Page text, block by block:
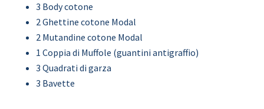
3 Body cotone
2 Ghettine cotone Modal
2 Mutandine cotone Modal
1 Coppia di Muffole (guantini antigraffio)
3 Quadrati di garza
3 Bavette